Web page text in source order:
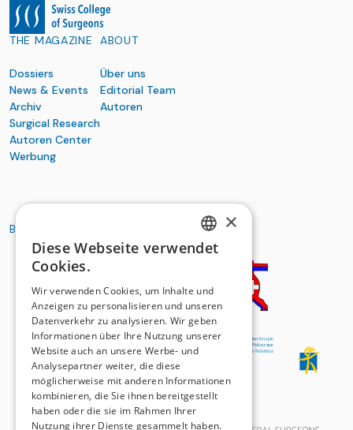
THE MAGAZINE
Dossiers
News & Events
Archiv
Surgical Research
Autoren Center
Werbung
ABOUT
Über uns
Editorial Team
Autoren
BASIC ORGANIZATIONS
GERMAN
×
Diese Webseite verwendet
Cookies.
Wir verwenden Cookies, um Inhalte und
Anzeigen zu personalisieren und unseren
Datenverkehr zu analysieren. Wir geben
Informationen über Ihre Nutzung unserer
Website auch an unsere Werbe- und
Analysepartner weiter, die diese
möglicherweise mit anderen Informationen
kombinieren, die Sie ihnen bereitgestellt
haben oder die sie im Rahmen Ihrer
Nutzung ihrer Dienste gesammelt haben.